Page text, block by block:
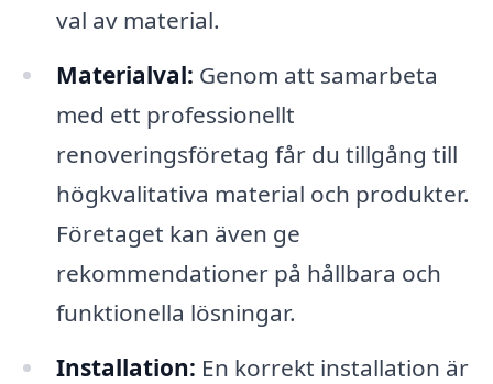
val av material.
Materialval: Genom att samarbeta
med ett professionellt
renoveringsföretag får du tillgång till
högkvalitativa material och produkter.
Företaget kan även ge
rekommendationer på hållbara och
funktionella lösningar.
Installation: En korrekt installation är